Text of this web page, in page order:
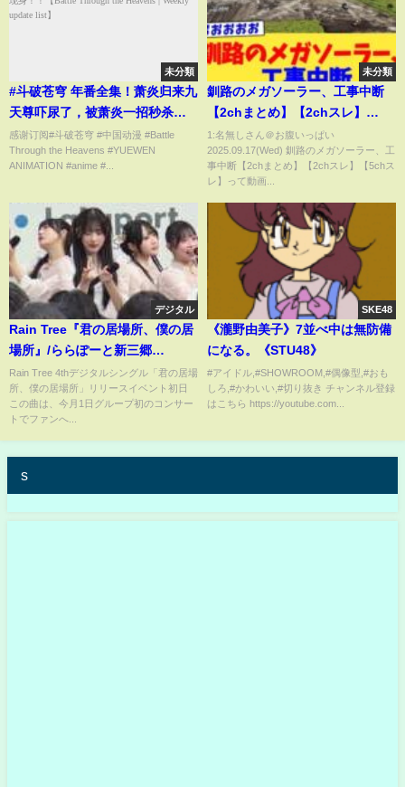
未分類
#斗破苍穹 年番全集！萧炎归来九
天尊吓尿了，被萧炎一招秒杀尸
体都被轰成渣，四天尊现身！！
【Battle Through the Heavens
感谢订阅#斗破苍穹 #中国动漫 #Battle
Through the Heavens #YUEWEN
ANIMATION #anime #...
未分類
釧路のメガソーラー、工事中断
【2chまとめ】【2chスレ】
【5chスレ】
1:名無しさん＠お腹いっぱい
2025.09.17(Wed) 釧路のメガソーラー、工
事中断【2chまとめ】【2chスレ】【5chス
レ】って動画...
デジタル
Rain Tree『君の居場所、僕の居
場所』/ららぽーと新三郷
（2026.2.22）
Rain Tree 4thデジタルシングル「君の居場
所、僕の居場所」リリースイベント初日
この曲は、今月1日グループ初のコンサー
トでファンへ...
SKE48
《瀧野由美子》7並べ中は無防備
になる。《STU48》
#アイドル,#SHOWROOM,#偶像型,#おも
しろ,#かわいい,#切り抜き チャンネル登録
はこちら https://youtube.com...
s